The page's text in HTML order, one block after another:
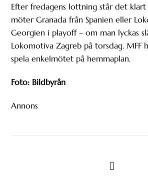
Efter fredagens lottning står det
möter Granada från Spanien eller
Georgien i playoff – om man lyckas
Lokomotiva Zagreb på torsdag. MFF
spela enkelmötet på hemmaplan.
Foto: Bildbyrån
Annons